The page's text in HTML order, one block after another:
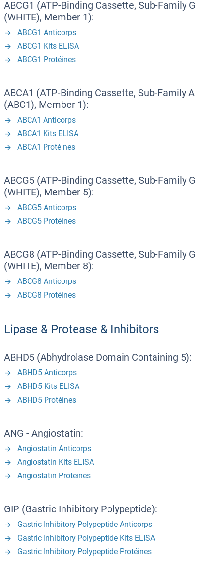
ABCG1 (ATP-Binding Cassette, Sub-Family G
(WHITE), Member 1):
ABCG1 Anticorps
ABCG1 Kits ELISA
ABCG1 Protéines
ABCA1 (ATP-Binding Cassette, Sub-Family A
(ABC1), Member 1):
ABCA1 Anticorps
ABCA1 Kits ELISA
ABCA1 Protéines
ABCG5 (ATP-Binding Cassette, Sub-Family G
(WHITE), Member 5):
ABCG5 Anticorps
ABCG5 Protéines
ABCG8 (ATP-Binding Cassette, Sub-Family G
(WHITE), Member 8):
ABCG8 Anticorps
ABCG8 Protéines
Lipase & Protease & Inhibitors
ABHD5 (Abhydrolase Domain Containing 5):
ABHD5 Anticorps
ABHD5 Kits ELISA
ABHD5 Protéines
ANG - Angiostatin:
Angiostatin Anticorps
Angiostatin Kits ELISA
Angiostatin Protéines
GIP (Gastric Inhibitory Polypeptide):
Gastric Inhibitory Polypeptide Anticorps
Gastric Inhibitory Polypeptide Kits ELISA
Gastric Inhibitory Polypeptide Protéines